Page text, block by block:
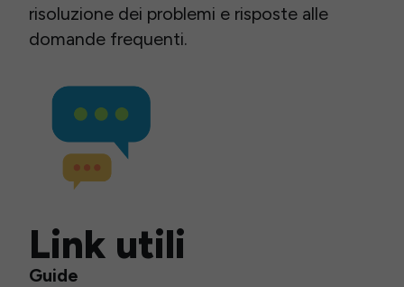
risoluzione dei problemi e risposte alle
domande frequenti.
Link utili
Guide